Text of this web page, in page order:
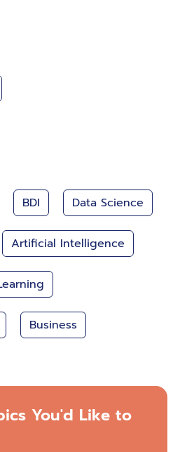
BDI Data Science
Artificial Intelligence
Business
You'd Like to